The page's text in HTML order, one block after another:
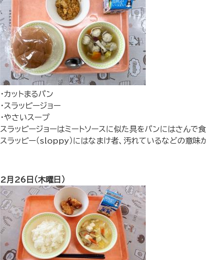
・カットまるパン
・スラッピージョー
・やさいスープ
スラッピージョーはミートソースに似た具をパンにはさんで
スラッピー（sloppy）にはなまけ者、汚れているなどの意味が
2月26日（木曜日）